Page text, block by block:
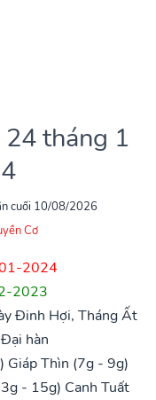
tháng 1
cuối 10/08/2026
Cơ
2024
2023
Đinh Hợi, Tháng Ất
hàn
Giáp Thìn (7g - 9g)
- 15g) Canh Tuất